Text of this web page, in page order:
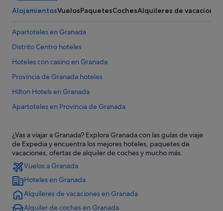
AlojamientosVuelosPaquetesCochesAlquileres de vacaciones
Apartoteles en Granada
Distrito Centro hoteles
Hoteles con casino en Granada
Provincia de Granada hoteles
Hilton Hotels en Granada
Apartoteles en Provincia de Granada
Hoteles con todo incluido en Provincia de Granada
Hoteles con restaurante en Granada
Hoteles de esquí en Provincia de Granada
Hoteles con bodega en Provincia de Granada
Casas de campo en Provincia de Granada
¿Vas a viajar a Granada? Explora Granada con las guías de viaje
de Expedia y encuentra los mejores hoteles, paquetes de
vacaciones, ofertas de alquiler de coches y mucho más.
Vuelos a Granada
Hoteles en Granada
Alquileres de vacaciones en Granada
Alquiler de coches en Granada